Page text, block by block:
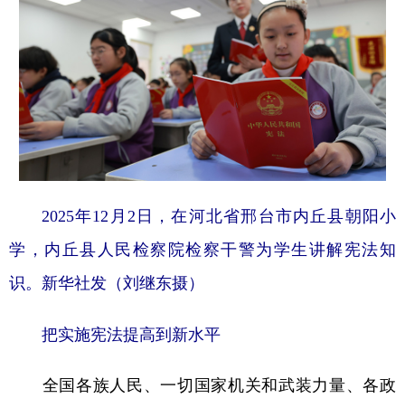
2025年12月2日，在河北省邢台市内丘县朝阳小
学，内丘县人民检察院检察干警为学生讲解宪法知
识。新华社发（刘继东摄）
把实施宪法提高到新水平
全国各族人民、一切国家机关和武装力量、各政